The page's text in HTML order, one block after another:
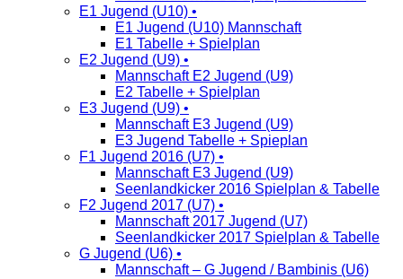
E1 Jugend (U10) •
E1 Jugend (U10) Mannschaft
E1 Tabelle + Spielplan
E2 Jugend (U9) •
Mannschaft E2 Jugend (U9)
E2 Tabelle + Spielplan
E3 Jugend (U9) •
Mannschaft E3 Jugend (U9)
E3 Jugend Tabelle + Spieplan
F1 Jugend 2016 (U7) •
Mannschaft E3 Jugend (U9)
Seenlandkicker 2016 Spielplan & Tabelle
F2 Jugend 2017 (U7) •
Mannschaft 2017 Jugend (U7)
Seenlandkicker 2017 Spielplan & Tabelle
G Jugend (U6) •
Mannschaft – G Jugend / Bambinis (U6)